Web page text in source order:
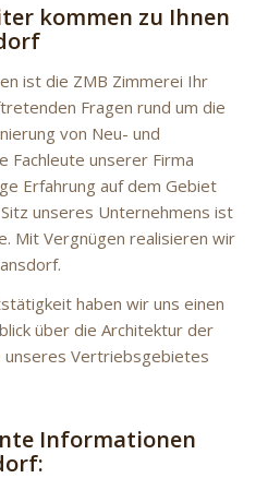
kommen zu Ihnen
ist die ZMB Zimmerei Ihr
Fragen rund um die
von Neu- und
Fachleute unserer Firma
Erfahrung auf dem Gebiet
unseres Unternehmens ist
Mit Vergnügen realisieren wir
haben wir uns einen
über die Architektur der
unseres Vertriebsgebietes
Informationen